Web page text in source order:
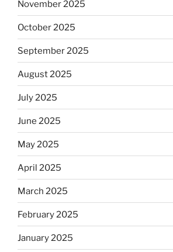
November 2025
October 2025
September 2025
August 2025
July 2025
June 2025
May 2025
April 2025
March 2025
February 2025
January 2025